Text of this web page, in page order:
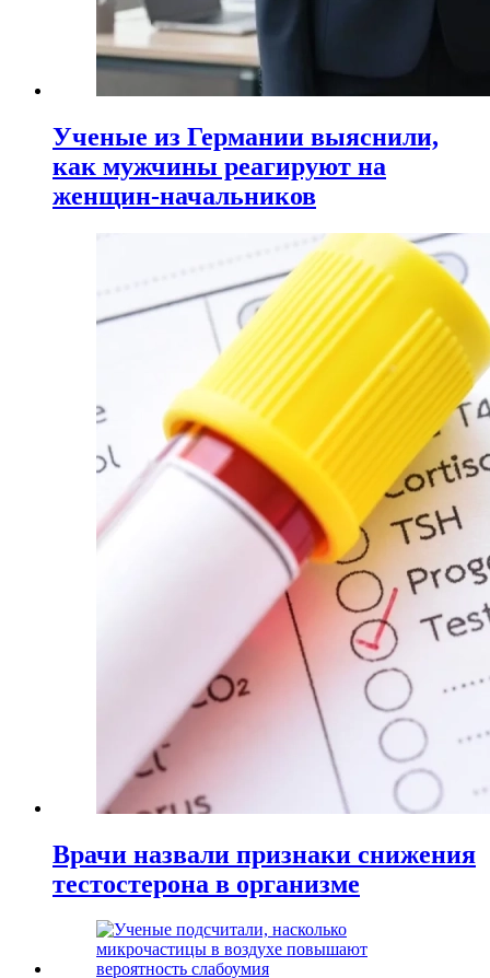
Ученые из Германии выяснили,
как мужчины реагируют на
женщин-начальников
Врачи назвали признаки снижения
тестостерона в организме